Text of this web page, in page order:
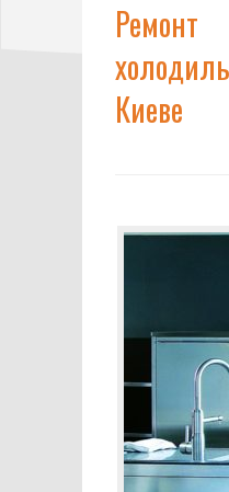
Ремонт
Киеве